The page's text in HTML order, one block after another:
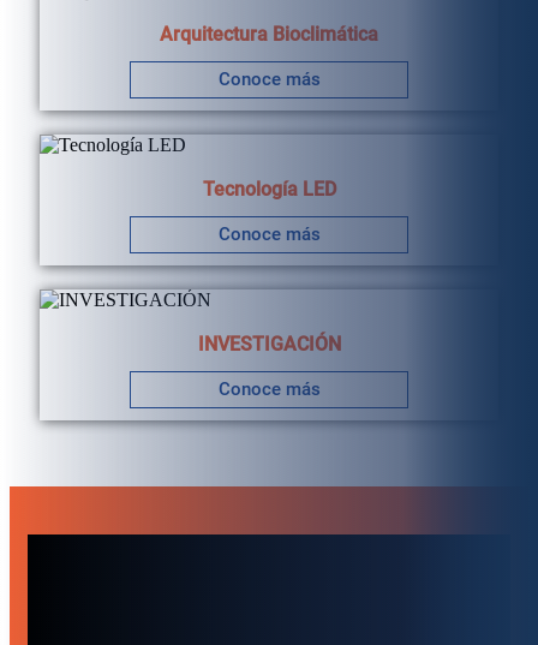
Arquitectura Bioclimática
Conoce más
Tecnología LED
Conoce más
INVESTIGACIÓN
Conoce más